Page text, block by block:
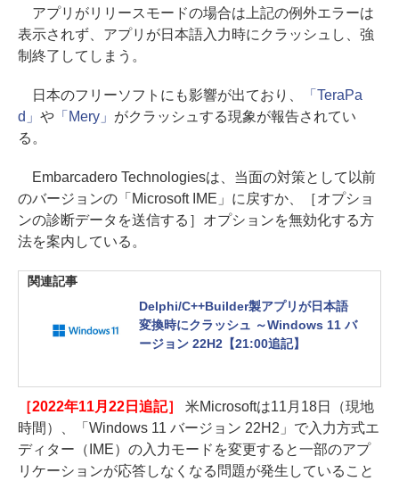
アプリがリリースモードの場合は上記の例外エラーは
表示されず、アプリが日本語入力時にクラッシュし、強
制終了してしまう。
日本のフリーソフトにも影響が出ており、
「TeraPa
d」 や「Mery」 がクラッシュする現象が報告されてい
る。
Embarcadero Technologiesは、当面の対策として以前
のバージョンの「Microsoft IME」に戻すか、［オプショ
ンの診断データを送信する］オプションを無効化する方
法を案内している。
関連記事
Delphi/C++Builder製アプリが日本語
変換時にクラッシュ ～Windows 11 バ
ージョン 22H2【21:00追記】
［2022年11月22日追記］ 米Microsoftは11月18日（現地
時間）、「Windows 11 バージョン 22H2」で入力方式エ
ディター（IME）の入力モードを変更すると一部のアプ
リケーションが応答しなくなる問題が発生していること